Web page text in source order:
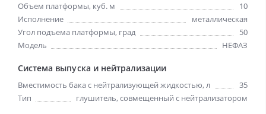
Объем платформы, куб. м
10
Исполнение
металлическая
Угол подъема платформы, град
50
Модель
НЕФАЗ
Система выпуска и нейтрализации
Вместимость бака с нейтрализующей жидкостью, л
35
Тип
глушитель, совмещенный с нейтрализатором